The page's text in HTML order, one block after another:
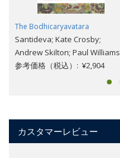
The Bodhicaryavatara
Santideva; Kate Crosby;
Andrew Skilton; Paul Williams
参考価格（税込）: ¥2,904
カスタマーレビュー